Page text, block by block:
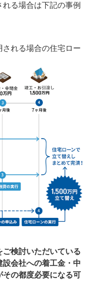
る場合は下記の事例
される場合の住宅ロー
検討いただいている
会社への着工金・中
その都度必要になる可